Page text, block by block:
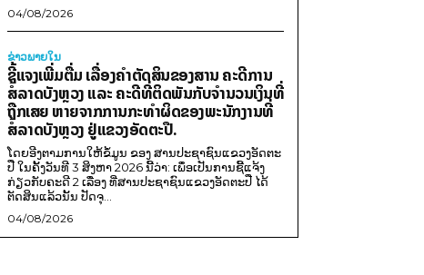
04/08/2026
ຂ່າວພາຍ​ໃນ
ຊີ້ແຈງເພີ່ມຕື່ມ ເລື່ອງຄໍາຕັດສິນຂອງສານ ຄະດີການ
ສໍ້ລາດບັງຫຼວງ ແລະ ຄະດີທີ່ຕິດພັນກັບຈຳນວນເງິນທີ່
ຖືກເສຍ ຫາຍຈາກການກະທຳຜິດຂອງພະນັກງານທີ່
ສໍ້ລາດບັງຫຼວງ ຢູ່ແຂວງອັດຕະປື.
ໂດຍອີງຕາມການໃຫ້ຂໍ້ມູນ​ ຂອງ ສານປະຊາຊົນແຂວງອັດຕະ
ປື ໃນຄັ້ງວັນທີ 3 ສິງຫາ 2026 ນີ້ວ່າ: ເພຶ່ອເປັນການຊີ້ແຈ້ງ
ກ່ຽວກັບຄະດີ 2 ເລື່ອງ ທີ່ສານປະຊາຊົນແຂວງອັດຕະປື ໄດ້
ຕັດສິນແລ້ວນັ້ນ ປັດຈຸ...
04/08/2026